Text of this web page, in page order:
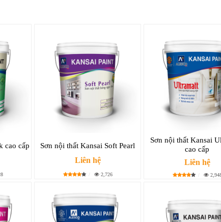
cao cấp Sơn nội thất Kansai Soft Pearl
Liên hệ
2,726
Sơn nội thất Kansai
cao cấp
Liên hệ